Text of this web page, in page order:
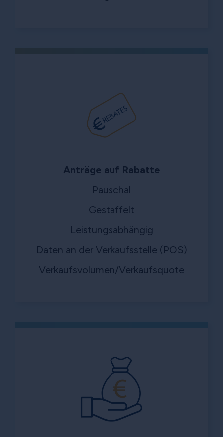
Anträge auf Rabatte
Pauschal
Gestaffelt
Leistungsabhängig
Daten an der Verkaufsstelle (POS)
Verkaufsvolumen/Verkaufsquote